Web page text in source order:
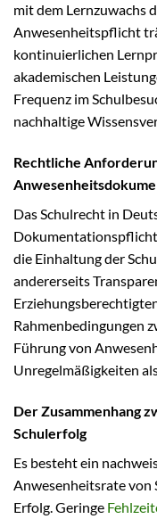
mit dem Lernzuwachs
Anwesenheitspflicht
kontinuierlichen
akademischen
Frequenz im
nachhaltige
Rechtliche
Das Schulrecht in
die Einhaltung der
andererseits
Rahmenbedingungen
Führung von
Unregelmäßigkeiten
Der Zusammenhang
Schulerfolg
Es besteht ein
Anwesenheitsrate von
Erfolg. Geringe